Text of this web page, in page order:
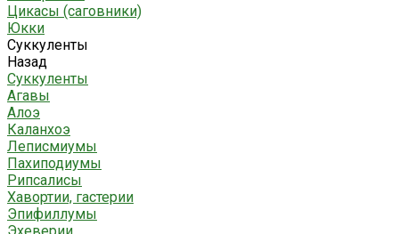
Цикасы (саговники)
Юкки
Суккуленты
Назад
Суккуленты
Агавы
Алоэ
Каланхоэ
Леписмиумы
Пахиподиумы
Рипсалисы
Хавортии, гастерии
Эпифиллумы